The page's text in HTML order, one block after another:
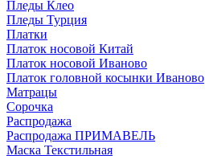
Пледы Клео
Пледы Турция
Платки
Платок носовой Китай
Платок носовой Иваново
Платок головной косынки Иваново
Матрацы
Сорочка
Распродажа
Распродажа ПРИМАВЕЛЬ
Маска Текстильная